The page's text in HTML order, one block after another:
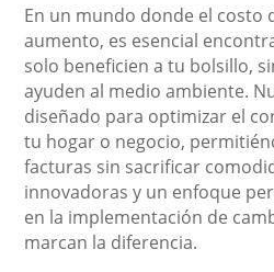
En un mundo donde el costo
aumento, es esencial
solo beneficien a tu bolsillo,
ayuden al medio ambiente.
diseñado para optimizar el
tu hogar o negocio,
facturas sin sacrificar
innovadoras y un enfoque
en la implementación de
marcan la diferencia.